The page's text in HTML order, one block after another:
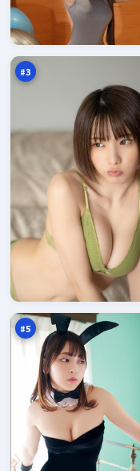
#3
深
空
季
风
97
万
#5
伏万